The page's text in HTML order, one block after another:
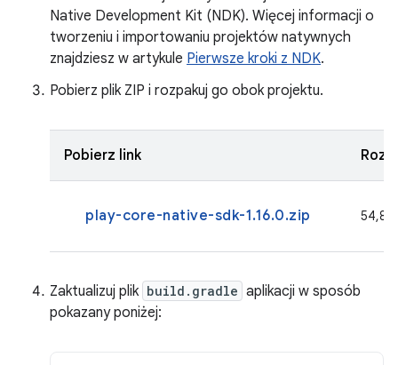
Native Development Kit (NDK). Więcej informacji o
tworzeniu i importowaniu projektów natywnych
znajdziesz w artykule Pierwsze kroki z NDK.
Pobierz plik ZIP i rozpakuj go obok projektu.
Pobierz link
play-core-native-sdk-1.16.0.zip 54,8
Zaktualizuj plik build.gradle aplikacji w sposób
pokazany poniżej: